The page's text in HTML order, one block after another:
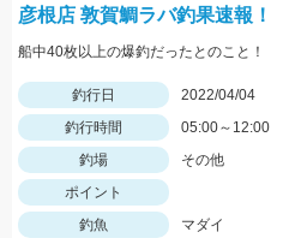
彦根店 敦賀鯛ラバ釣果速報！
船中40枚以上の爆釣だったとのこと！
釣行日
2022/04/04
釣行時間
05:00～12:00
釣場
その他
ポイント
釣魚
マダイ